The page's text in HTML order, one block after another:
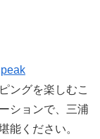
ングを楽しむこ
ションで、三浦
能ください。